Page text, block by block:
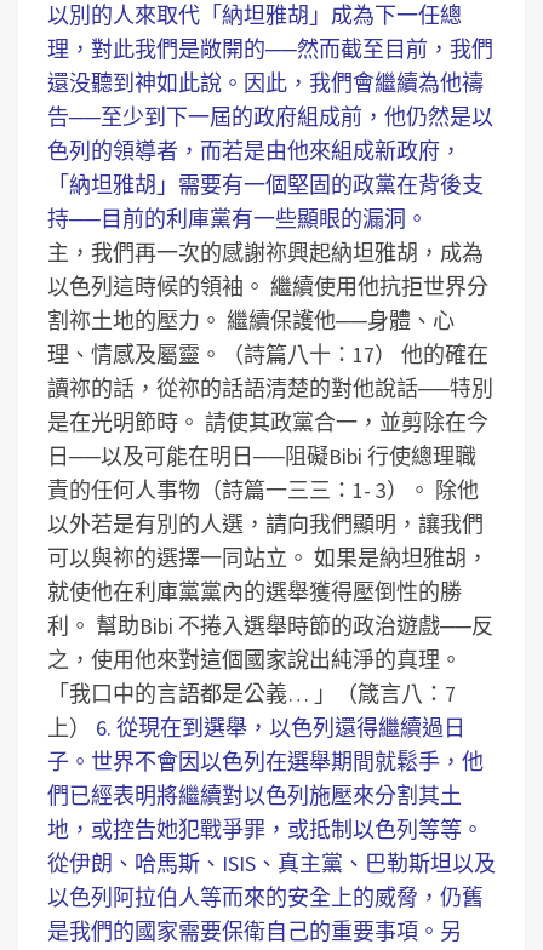
以別的人來取代「納坦雅胡」成為下一任總
理，對此我們是敞開的──然而截至目前，我們
還没聽到神如此說。因此，我們會繼續為他禱
告──至少到下一屆的政府組成前，他仍然是以
色列的領導者，而若是由他來組成新政府，
「納坦雅胡」需要有一個堅固的政黨在背後支
持──目前的利庫黨有一些顯眼的漏洞。
主，我們再一次的感謝祢興起納坦雅胡，成為
以色列這時候的領袖。 繼續使用他抗拒世界分
割祢土地的壓力。 繼續保護他──身體、心
理、情感及屬靈。（詩篇八十：17）
他的確在
讀祢的話，從祢的話語清楚的對他說話──特別
是在光明節時。 請使其政黨合一，並剪除在今
日──以及可能在明日──阻礙Bibi 行使總理職
責的任何人事物（詩篇一三三：1- 3）。 除他
以外若是有別的人選，請向我們顯明，讓我們
可以與祢的選擇一同站立。 如果是納坦雅胡，
就使他在利庫黨黨內的選舉獲得壓倒性的勝
利。 幫助Bibi 不捲入選舉時節的政治遊戲──反
之，使用他來對這個國家說出純淨的真理。
「我口中的言語都是公義… 」（箴言八：7
上）
6. 從現在到選舉，以色列還得繼續過日
子。世界不會因以色列在選舉期間就鬆手，他
們已經表明將繼續對以色列施壓來分割其土
地，或控告她犯戰爭罪，或抵制以色列等等。
從伊朗、哈馬斯、ISIS、真主黨、巴勒斯坦以及
以色列阿拉伯人等而來的安全上的威脅，仍舊
是我們的國家需要保衛自己的重要事項。另